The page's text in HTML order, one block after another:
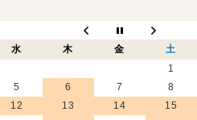
水 木 金
土
1
5 6 7
8
12 13 14
15